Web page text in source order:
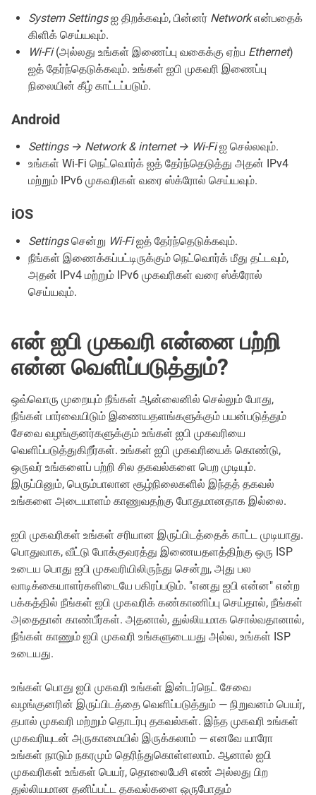
System Settingsஐ திறக்கவும், பின்னர் Networkஎன்பதைக்
கிளிக் செய்யவும்.
Wi-Fi(அல்லது உங்கள் இணைப்பு வகைக்கு ஏற்ப Ethernet)
ஐத் தேர்ந்தெடுக்கவும். உங்கள் ஐபி முகவரி இணைப்பு
நிலையின் கீழ் காட்டப்படும்.
Android
Settings → Network & internet → Wi-Fiஐ செல்லவும்.
உங்கள் Wi-Fi நெட்வொர்க் ஐத் தேர்ந்தெடுத்து அதன் IPv4
மற்றும் IPv6 முகவரிகள் வரை ஸ்க்ரோல் செய்யவும்.
iOS
Settingsசென்று Wi-Fiஐத் தேர்ந்தெடுக்கவும்.
நீங்கள் இணைக்கப்பட்டிருக்கும் நெட்வொர்க் மீது தட்டவும்,
அதன் IPv4 மற்றும் IPv6 முகவரிகள் வரை ஸ்க்ரோல்
செய்யவும்.
என் ஐபி முகவரி என்னை பற்றி
என்ன வெளிப்படுத்தும்?
ஒவ்வொரு முறையும் நீங்கள் ஆன்லைனில் செல்லும் போது,
நீங்கள் பார்வையிடும் இணையதளங்களுக்கும் பயன்படுத்தும்
சேவை வழங்குனர்களுக்கும் உங்கள் ஐபி முகவரியை
வெளிப்படுத்துகிறீர்கள். உங்கள் ஐபி முகவரியைக் கொண்டு,
ஒருவர் உங்களைப் பற்றி சில தகவல்களை பெற முடியும்.
இருப்பினும், பெரும்பாலான சூழ்நிலைகளில் இந்தத் தகவல்
உங்களை அடையாளம் காணுவதற்கு போதுமானதாக இல்லை.
ஐபி முகவரிகள் உங்கள் சரியான இருப்பிடத்தைக் காட்ட முடியாது.
பொதுவாக, வீட்டு போக்குவரத்து இணையதளத்திற்கு ஒரு ISP
உடைய பொது ஐபி முகவரியிலிருந்து சென்று, அது பல
வாடிக்கையாளர்களிடையே பகிரப்படும். "எனது ஐபி என்ன" என்ற
பக்கத்தில் நீங்கள் ஐபி முகவரிக் கண்காணிப்பு செய்தால், நீங்கள்
அதைதான் காண்பீர்கள். அதனால், துல்லியமாக சொல்வதானால்,
நீங்கள் காணும் ஐபி முகவரி உங்களுடையது அல்ல, உங்கள் ISP
உடையது.
உங்கள் பொது ஐபி முகவரி உங்கள் இன்டர்நெட் சேவை
வழங்குனரின் இருப்பிடத்தை வெளிப்படுத்தும் — நிறுவனம் பெயர்,
தபால் முகவரி மற்றும் தொடர்பு தகவல்கள். இந்த முகவரி உங்கள்
முகவரியுடன் அருகாமையில் இருக்கலாம் — எனவே யாரோ
உங்கள் நாடும் நகரமும் தெரிந்துகொள்ளலாம். ஆனால் ஐபி
முகவரிகள் உங்கள் பெயர், தொலைபேசி எண் அல்லது பிற
துல்லியமான தனிப்பட்ட தகவல்களை ஒருபோதும்